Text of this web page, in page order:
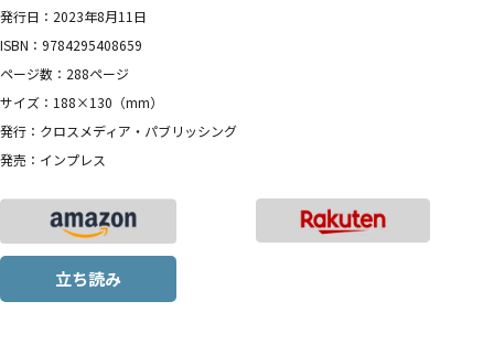
発行日：2023年8月11日
ISBN：9784295408659
ページ数：288ページ
サイズ：188×130（mm）
発行：クロスメディア・パブリッシング
発売：インプレス
立ち読み